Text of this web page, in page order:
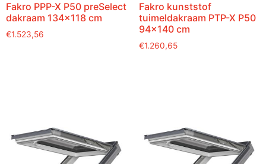
Fakro PPP-X P50 preSelect
dakraam 134×118 cm
€1.523,56
Fakro kunststof
tuimeldakraam PTP-X P50
94×140 cm
€1.260,65